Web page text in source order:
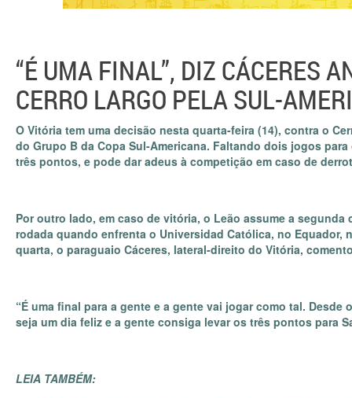
“É UMA FINAL”, DIZ CÁCERES
CERRO LARGO PELA SUL-
O Vitória tem uma decisão nesta quarta-feira (14), contra o
do Grupo B da Copa Sul-Americana. Faltando dois jogos
três pontos, e pode dar adeus à competição em caso de
Por outro lado, em caso de vitória, o Leão assume a
rodada quando enfrenta o Universidad Católica, no
quarta, o paraguaio Cáceres, lateral-direito do Vitória,
“É uma final para a gente e a gente vai jogar como tal.
seja um dia feliz e a gente consiga levar os três pontos para
LEIA TAMBÉM: